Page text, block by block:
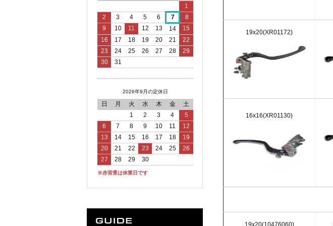
1
2
3 4 5 6 7
8
9
10 11 12 13 14
15
16
17 18 19 20 21
22
23
24 25 26 27 28
29
30
31
2026年9月の定休日
日 月 火 水 木 金
土
1
2 3 4
5
6
7 8 9 10 11
12
13
14 15 16 17 18
19
20
21 22 23 24 25
26
27
28 29 30
※赤背景は休業日です
19x20(XR01172)
16x16(XR01130)